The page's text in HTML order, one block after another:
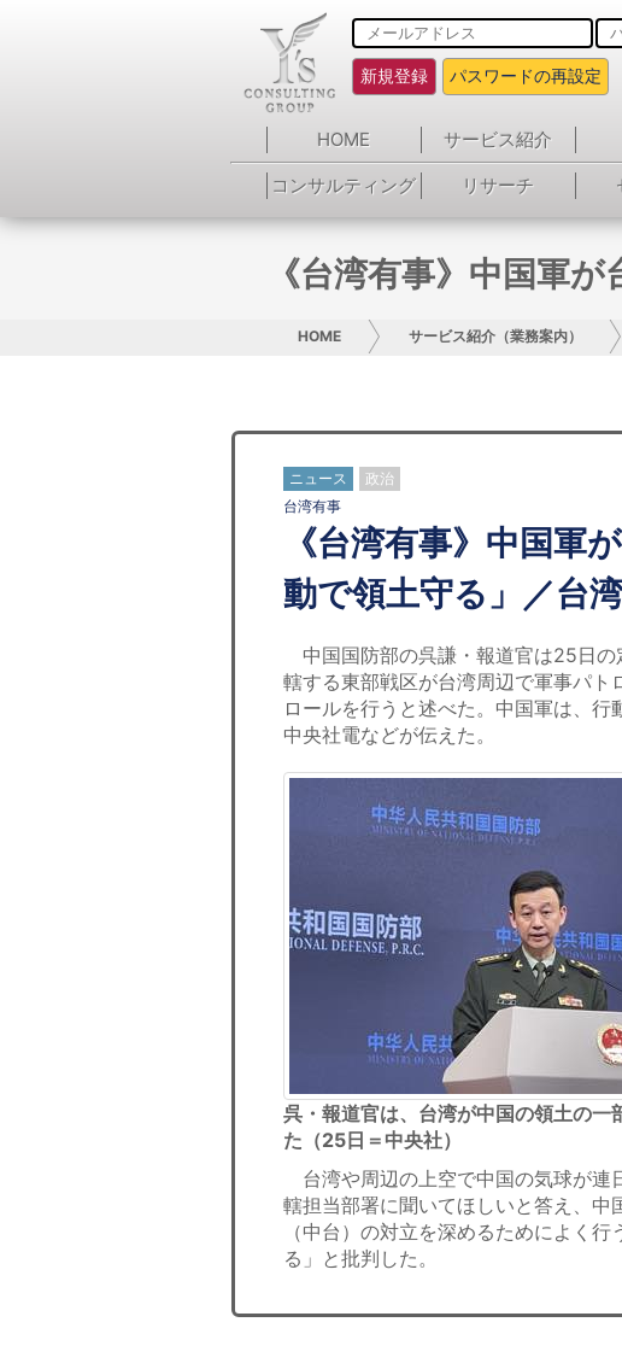
新規登録 パスワードの再設定
HOME サービス紹介
コンサルティング
リサーチ
《台湾有事》中国軍
HOME サービス紹介（業務案内）
ニュース 政治
台湾有事
《台湾有事》中国軍
動で領土守る」／台湾
中国国防部の呉謙・報道官は25日の
轄する東部戦区が台湾周辺で軍事パト
ロールを行うと述べた。中国軍は、行
中央社電などが伝えた。
呉・報道官は、台湾が中国の領土の一
た（25日＝中央社）
台湾や周辺の上空で中国の気球が連
轄担当部署に聞いてほしいと答え、
（中台）の対立を深めるためによく
る」と批判した。